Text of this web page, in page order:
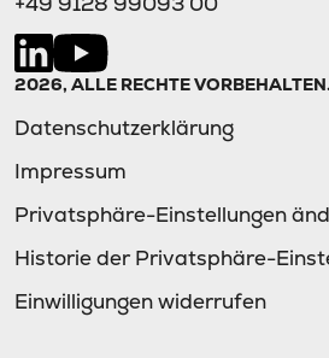
2026, ALLE RECHTE
Datenschutzerklärung
Impressum
Privatsphäre-Einstellungen
Historie der Privatsphäre-
Einwilligungen widerrufen